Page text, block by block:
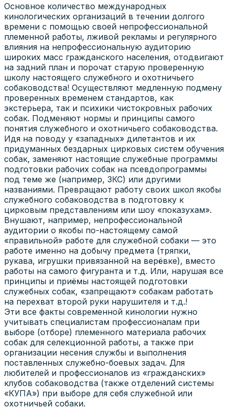
Основное количество международных
кинологических организаций в течении долгого
времени с помощью своей непрофессиональной
племенной работы, лживой рекламы и регулярного
влияния на непрофессиональную аудиторию
широких масс гражданского населения, отодвигают
на задний план и порочат старую проверенную
школу настоящего служебного и охотничьего
собаководства! Осуществляют медленную подмену
проверенных временем стандартов, как
экстерьера, так и психики чистокровных рабочих
собак. Подменяют нормы и принципы самого
понятия служебного и охотничьего собаководства.
Идя на поводу у «западных» дилетантов и их
придуманных бездарных цирковых систем обучения
собак, заменяют настоящие служебные программы
подготовки рабочих собак на псевдопрограммы
под теме же (например, ЗКС) или другими
названиями. Превращают работу своих школ якобы
служебного собаководства в подготовку к
цирковым представлениям или шоу «показухам».
Внушают, например, непрофессиональной
аудитории о якобы по-настоящему самой
«правильной» работе для служебной собаки — это
работе именно на добычу предмета (тряпки,
рукава, игрушки привязанной на верёвке), вместо
работы на самого фигуранта и т.д. Или, нарушая все
принципы и приёмы настоящей подготовки
служебных собак, «запрещают» собакам работать
на перехват второй руки нарушителя и т.д.!
Эти все факты современной кинологии нужно
учитывать специалистам профессионалам при
выборе (отборе) племенного материала рабочих
собак для селекционной работы, а также при
организации несения службы и выполнения
поставленных служебно-боевых задач. Для
любителей и профессионалов из «гражданских»
клубов собаководства (также отделений системы
«КУПА») при выборе для себя служебной или
охотничьей собаки.